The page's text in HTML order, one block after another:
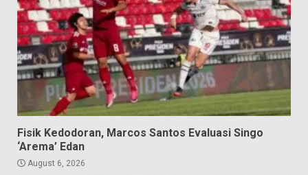
Fisik Kedodoran, Marcos Santos Evaluasi Singo
‘Arema’ Edan
August 6, 2026